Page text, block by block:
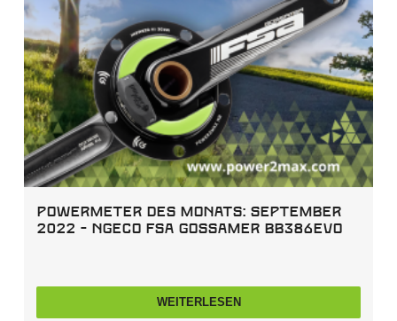
Powermeter des Monats: September
2022 - NGeco FSA Gossamer BB386evo
WEITERLESEN